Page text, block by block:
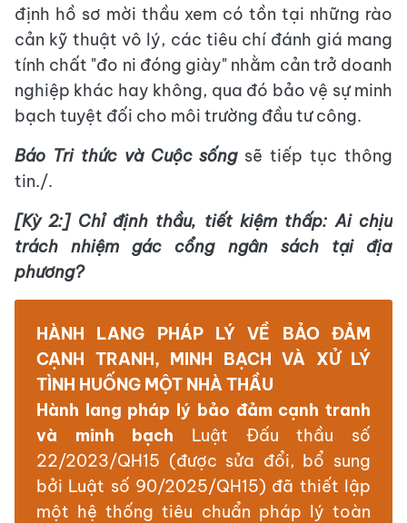
định hồ sơ mời thầu xem có tồn tại những rào
cản kỹ thuật vô lý, các tiêu chí đánh giá mang
tính chất "đo ni đóng giày" nhằm cản trở doanh
nghiệp khác hay không, qua đó bảo vệ sự minh
bạch tuyệt đối cho môi trường đầu tư công.
Báo Tri thức và Cuộc sốngsẽ tiếp tục thông
tin./.
[Kỳ 2:] Chỉ định thầu, tiết kiệm thấp: Ai chịu
trách nhiệm gác cổng ngân sách tại địa
phương?
HÀNH LANG PHÁP LÝ VỀ BẢO ĐẢM
CẠNH TRANH, MINH BẠCH VÀ XỬ LÝ
TÌNH HUỐNG MỘT NHÀ THẦU
Hành lang pháp lý bảo đảm cạnh tranh
và minh bạch Luật Đấu thầu số
22/2023/QH15 (được sửa đổi, bổ sung
bởi Luật số 90/2025/QH15) đã thiết lập
một hệ thống tiêu chuẩn pháp lý toàn